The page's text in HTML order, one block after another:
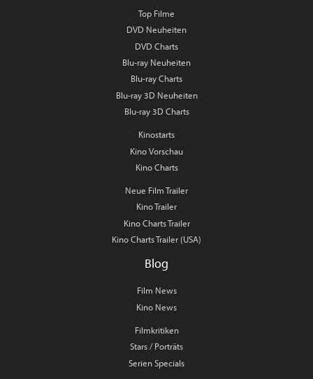
Top Filme
DVD Neuheiten
DVD Charts
Blu-ray Neuheiten
Blu-ray Charts
Blu-ray 3D Neuheiten
Blu-ray 3D Charts
Kinostarts
Kino Vorschau
Kino Charts
Neue Film Trailer
Kino Trailer
Kino Charts Trailer
Kino Charts Trailer (USA)
Blog
Film News
Kino News
Filmkritiken
Stars / Porträts
Serien Specials